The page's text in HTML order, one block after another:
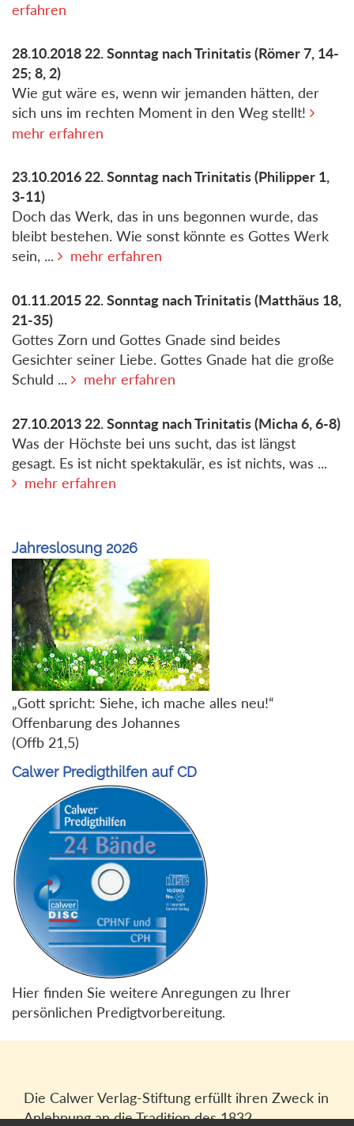
erfahren
28.10.2018 22. Sonntag nach Trinitatis(Römer 7, 14-
25; 8, 2)
Wie gut wäre es, wenn wir jemanden hätten, der
sich uns im rechten Moment in den Weg stellt!
mehr erfahren
23.10.2016 22. Sonntag nach Trinitatis(Philipper 1,
3-11)
Doch das Werk, das in uns begonnen wurde, das
bleibt bestehen. Wie sonst könnte es Gottes Werk
sein, ...
mehr erfahren
01.11.2015 22. Sonntag nach Trinitatis(Matthäus 18,
21-35)
Gottes Zorn und Gottes Gnade sind beides
Gesichter seiner Liebe. Gottes Gnade hat die große
Schuld ...
mehr erfahren
27.10.2013 22. Sonntag nach Trinitatis(Micha 6, 6-8)
Was der Höchste bei uns sucht, das ist längst
gesagt. Es ist nicht spektakulär, es ist nichts, was ...
mehr erfahren
Jahreslosung 2026
„Gott spricht: Siehe, ich mache alles neu!“
Offenbarung des Johannes
(Offb 21,5)
Calwer Predigthilfen auf CD
Hier finden Sie weitere Anregungen zu Ihrer
persönlichen Predigtvorbereitung.
Die Calwer Verlag-Stiftung erfüllt ihren Zweck in
Anlehnung an die Tradition des 1832